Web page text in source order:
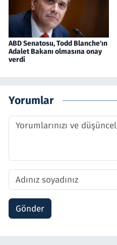
ABD Senatosu, Todd Blanche'ın
Adalet Bakanı olmasına onay
verdi
Yorumlar
Gönder